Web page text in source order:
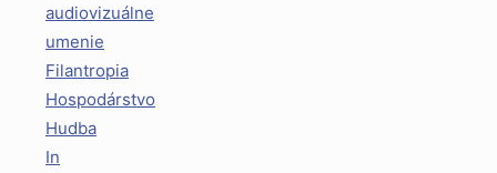
audiovizuálne
umenie
Filantropia
Hospodárstvo
Hudba
In